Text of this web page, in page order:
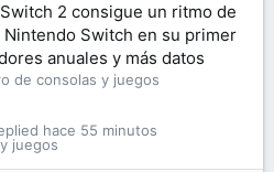
2 consigue un ritmo de
Switch en su primer
anuales y más datos
de consolas y juegos
juegos
hace 55 minutos